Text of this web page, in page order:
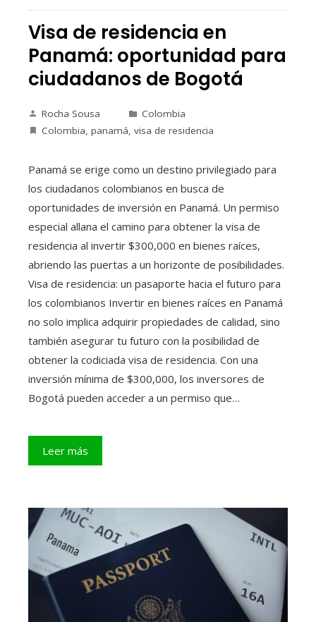
Visa de residencia en
Panamá: oportunidad para
ciudadanos de Bogotá
Rocha Sousa
Colombia
Colombia, panamá, visa de residencia
Panamá se erige como un destino privilegiado para
los ciudadanos colombianos en busca de
oportunidades de inversión en Panamá. Un permiso
especial allana el camino para obtener la visa de
residencia al invertir $300,000 en bienes raíces,
abriendo las puertas a un horizonte de posibilidades.
Visa de residencia: un pasaporte hacia el futuro para
los colombianos Invertir en bienes raíces en Panamá
no solo implica adquirir propiedades de calidad, sino
también asegurar tu futuro con la posibilidad de
obtener la codiciada visa de residencia. Con una
inversión mínima de $300,000, los inversores de
Bogotá pueden acceder a un permiso que…
Leer más